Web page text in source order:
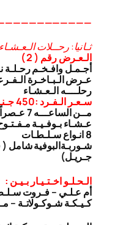
ثـانيا: رحــلات الـعـشـاء
الـعـرض رقم ( 2 )
أجـمـل وافـخـم رحـلـة
عـرض الـبـاخـرة
رحلــــه الـعـشـاء
سـعـر الـفـرد :450 جـنـيـة
مــن الساعـــه 7 عـصراً الـي الـسـاعـــه 9 مـسـاءً
عـشـاء بـوفـيـة
8 انـواع سـلـطـات
شـوربـةالبوفية شامل
جـريـل)
الـحـلـو اخـتـيـار بـيـن :
أم عـلـي – فـروت
كـيـكـة شـوكـولاتـة –